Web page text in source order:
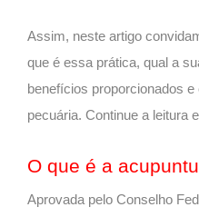
Assim, neste artigo
que é essa prática, qual a
benefícios proporcionados
pecuária. Continue a leitura
O que é a
Aprovada pelo Conselho